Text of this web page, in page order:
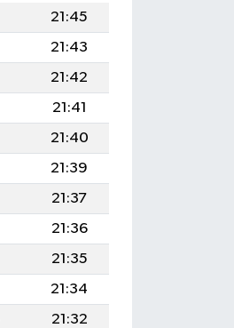
21:45
21:43
21:42
21:41
21:40
21:39
21:37
21:36
21:35
21:34
21:32